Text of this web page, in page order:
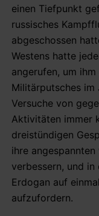
einen Tiefpunkt
russisches
abgeschossen
Westens hatte
angerufen, um
Militärputsches im
Versuche von
Aktivitäten immer
dreistündigen
ihre
verbessern, und
Erdogan auf
aufzufordern.